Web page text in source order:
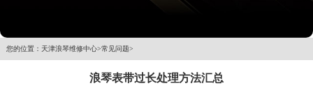
您的位置： 天津浪琴维修中心>常见问题>
浪琴表带过长处理方法汇总